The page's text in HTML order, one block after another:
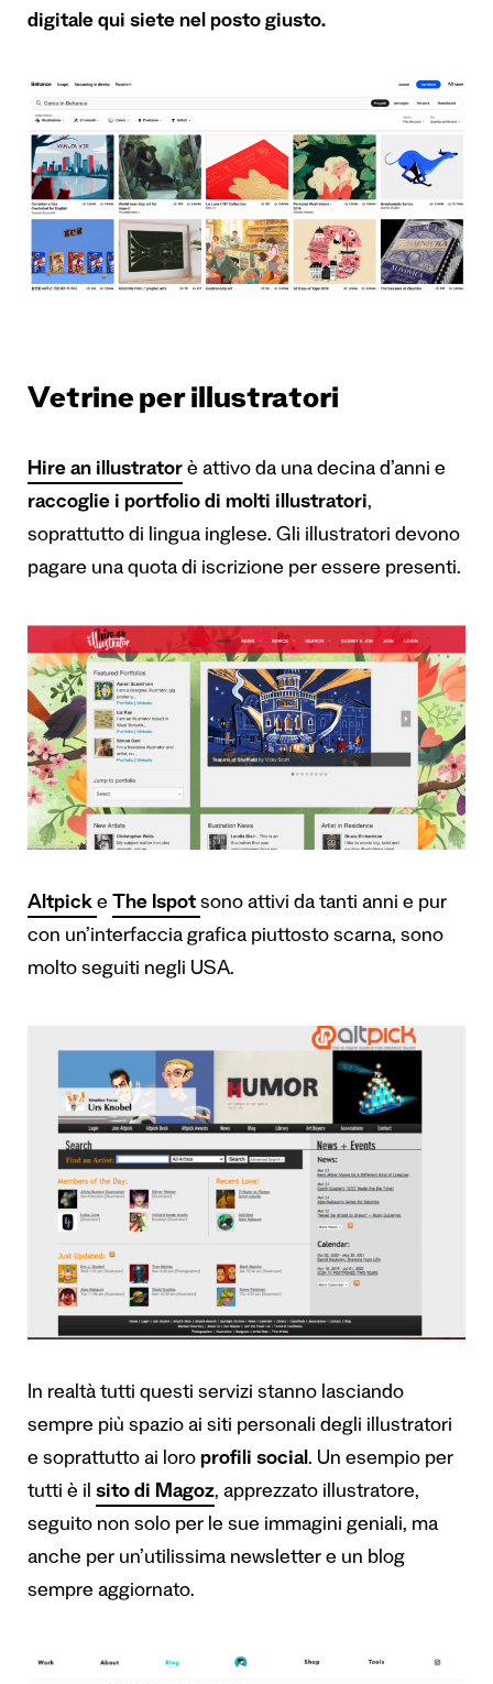
digitale qui siete nel posto giusto.
Vetrine per illustratori
Hire an illustrator è attivo da una decina d’anni e
raccoglie i portfolio di molti illustratori,
soprattutto di lingua inglese. Gli illustratori devono
pagare una quota di iscrizione per essere presenti.
Altpick e The Ispot sono attivi da tanti anni e pur
con un’interfaccia grafica piuttosto scarna, sono
molto seguiti negli USA.
In realtà tutti questi servizi stanno lasciando
sempre più spazio ai siti personali degli illustratori
e soprattutto ai loro profili social. Un esempio per
tutti è il sito di Magoz, apprezzato illustratore,
seguito non solo per le sue immagini geniali, ma
anche per un’utilissima newsletter e un blog
sempre aggiornato.